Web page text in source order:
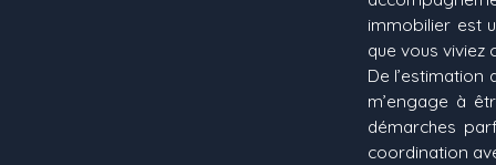
immobilier est
que vous viviez
De l’estimation
m’engage à
démarches
coordination